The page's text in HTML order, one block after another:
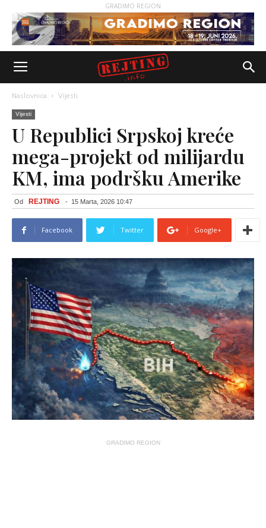
GRADIMO REGION
Naslovnica Vijesti
Vijesti
U Republici Srpskoj kreće
mega-projekt od milijardu
KM, ima podršku Amerike
Od REJTING - 15 Marta, 2026 10:47
Facebook Twitter Google+
GRADIMO REGION